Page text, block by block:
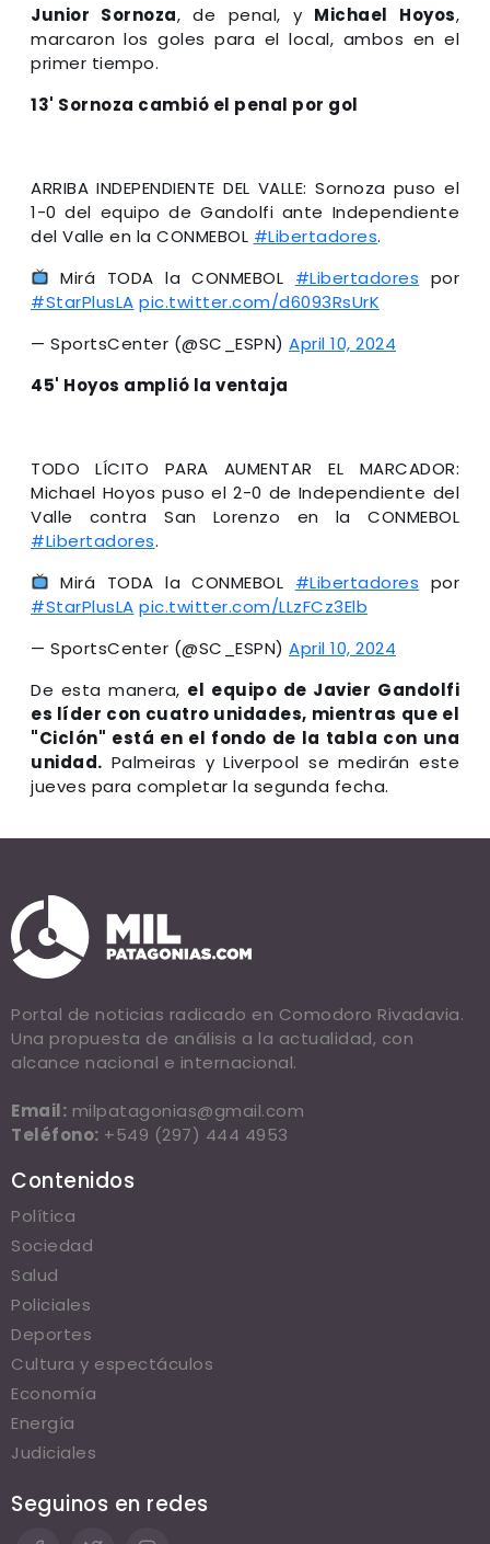
Junior Sornoza, de penal, y Michael Hoyos,
marcaron los goles para el local, ambos en el
primer tiempo.
13' Sornoza cambió el penal por gol
ARRIBA INDEPENDIENTE DEL VALLE: Sornoza puso el
1-0 del equipo de Gandolfi ante Independiente
del Valle en la CONMEBOL #Libertadores.
Mirá TODA la CONMEBOL #Libertadores por
#StarPlusLA pic.twitter.com/d6093RsUrK
— SportsCenter (@SC_ESPN) April 10, 2024
45' Hoyos amplió la ventaja
TODO LÍCITO PARA AUMENTAR EL MARCADOR:
Michael Hoyos puso el 2-0 de Independiente del
Valle contra San Lorenzo en la CONMEBOL
#Libertadores.
Mirá TODA la CONMEBOL #Libertadores por
#StarPlusLA pic.twitter.com/LLzFCz3Elb
— SportsCenter (@SC_ESPN) April 10, 2024
De esta manera, el equipo de Javier Gandolfi
es líder con cuatro unidades, mientras que el
"Ciclón" está en el fondo de la tabla con una
unidad. Palmeiras y Liverpool se medirán este
jueves para completar la segunda fecha.
Portal de noticias radicado en Comodoro Rivadavia.
Una propuesta de análisis a la actualidad, con
alcance nacional e internacional.
Email: milpatagonias@gmail.com
Teléfono: +549 (297) 444 4953
Contenidos
Política
Sociedad
Salud
Policiales
Deportes
Cultura y espectáculos
Economía
Energía
Judiciales
Seguinos en redes